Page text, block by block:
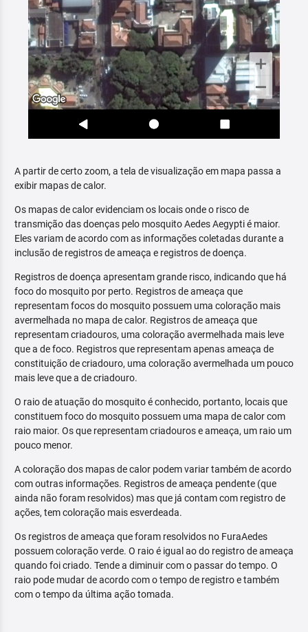
A partir de certo zoom, a tela de visualização em mapa passa a
exibir mapas de calor.
Os mapas de calor evidenciam os locais onde o risco de
transmição das doenças pelo mosquito Aedes Aegypti é maior.
Eles variam de acordo com as informações coletadas durante a
inclusão de registros de ameaça e registros de doença.
Registros de doença apresentam grande risco, indicando que há
foco do mosquito por perto. Registros de ameaça que
representam focos do mosquito possuem uma coloração mais
avermelhada no mapa de calor. Registros de ameaça que
representam criadouros, uma coloração avermelhada mais leve
que a de foco. Registros que representam apenas ameaça de
constituição de criadouro, uma coloração avermelhada um pouco
mais leve que a de criadouro.
O raio de atuação do mosquito é conhecido, portanto, locais que
constituem foco do mosquito possuem uma mapa de calor com
raio maior. Os que representam criadouros e ameaça, um raio um
pouco menor.
A coloração dos mapas de calor podem variar também de acordo
com outras informações. Registros de ameaça pendente (que
ainda não foram resolvidos) mas que já contam com registro de
ações, tem coloração mais esverdeada.
Os registros de ameaça que foram resolvidos no FuraAedes
possuem coloração verde. O raio é igual ao do registro de ameaça
quando foi criado. Tende a diminuir com o passar do tempo. O
raio pode mudar de acordo com o tempo de registro e também
com o tempo da última ação tomada.